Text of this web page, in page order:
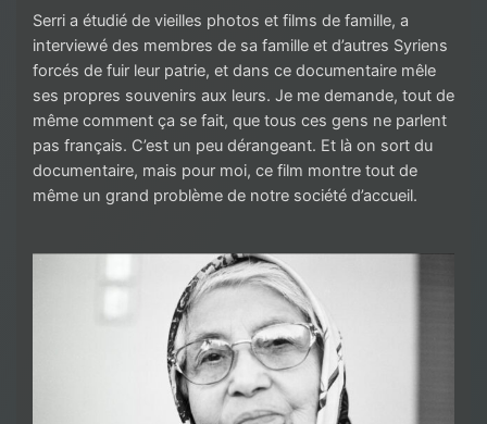
Serri a étudié de vieilles photos et films de famille, a
interviewé des membres de sa famille et d’autres Syriens
forcés de fuir leur patrie, et dans ce documentaire mêle
ses propres souvenirs aux leurs. Je me demande, tout de
même comment ça se fait, que tous ces gens ne parlent
pas français. C’est un peu dérangeant. Et là on sort du
documentaire, mais pour moi, ce film montre tout de
même un grand problème de notre société d’accueil.